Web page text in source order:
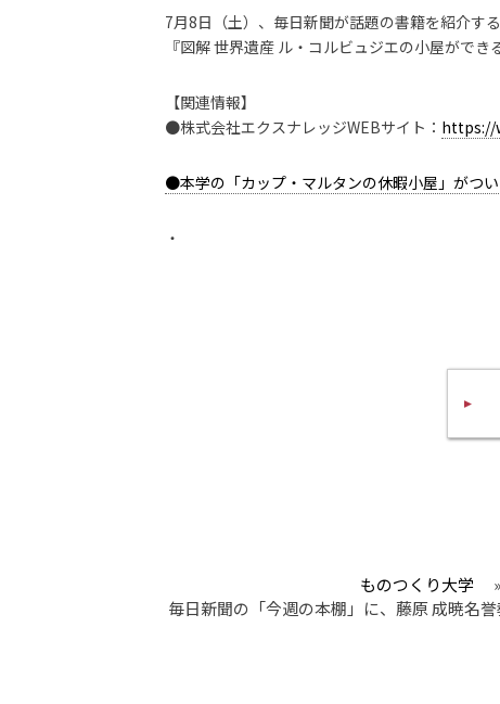
7月8日（土）、毎日新聞が話題の書籍を紹介す
『図解 世界遺産 ル・コルビュジエの小屋がで
【関連情報】
●株式会社エクスナレッジWEBサイト： https://
●本学の「カップ・マルタンの休暇小屋」がつい
・
ものつくり大学 »
毎日新聞の「今週の本棚」に、藤原 成暁名